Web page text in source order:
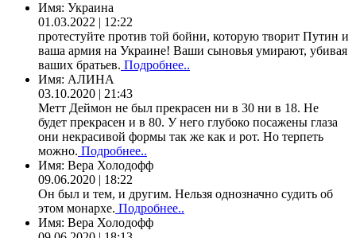
Имя: Украина
01.03.2022 | 12:22
протестуйте против той бойни, которую творит Путин и
ваша армия на Украине! Ваши сыновья умирают, убивая
ваших братьев. Подробнее..
Имя: АЛИНА
03.10.2020 | 21:43
Метт Деймон не был прекрасен ни в 30 ни в 18. Не
будет прекрасен и в 80. У него глубоко посажены глаза
они некрасивой формы так же как и рот. Но терпеть
можно. Подробнее..
Имя: Вера Холодофф
09.06.2020 | 18:22
Он был и тем, и другим. Нельзя однозначно судить об
этом монархе. Подробнее..
Имя: Вера Холодофф